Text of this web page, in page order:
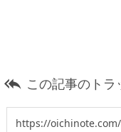
 この記事のトラ